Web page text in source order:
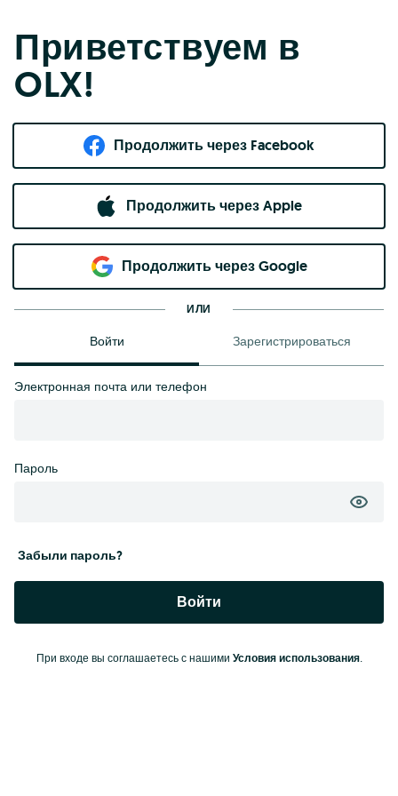
Приветствуем в
OLX!
Продолжить через Facebook
Продолжить через Apple
Продолжить через Google
ИЛИ
Войти Зарегистрироваться
Электронная почта или телефон
Пароль
Забыли пароль?
Войти
При входе вы соглашаетесь с нашими Условия использования.